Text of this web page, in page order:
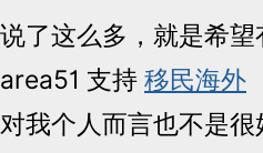
说了这么多，就是希
area51 支持 移民海外
对我个人而言也不是